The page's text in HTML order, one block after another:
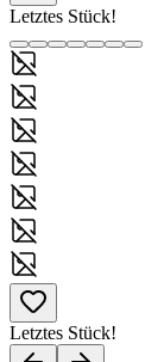
Letztes Stück!
Letztes Stück!